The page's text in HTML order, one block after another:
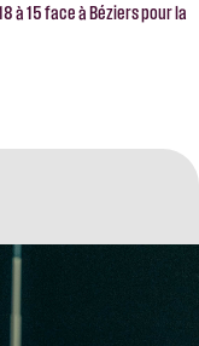
à 15 face à Béziers pour la